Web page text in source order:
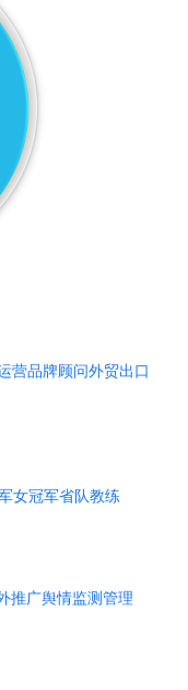
营品牌顾问外贸出口
女冠军省队教练
推广舆情监测管理